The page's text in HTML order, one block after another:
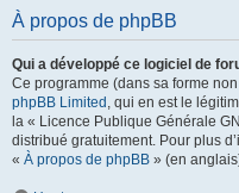
À propos de phpBB
Qui a développé ce logiciel de
Ce programme (dans sa forme
phpBB Limited , qui en est le
la « Licence Publique Générale
distribué gratuitement. Pour plus
« À propos de phpBB » (en